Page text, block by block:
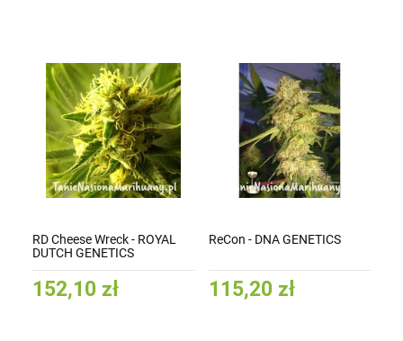
RD Cheese Wreck - ROYAL
DUTCH GENETICS
152,10 zł
ReCon - DNA GENETICS
115,20 zł